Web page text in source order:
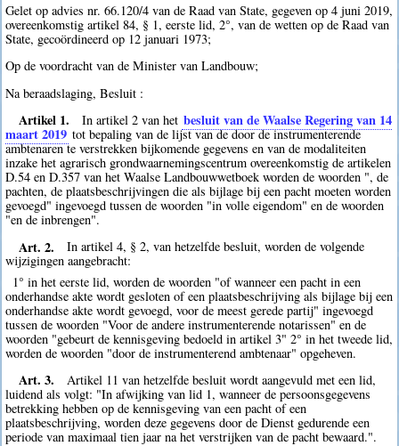
Gelet op advies nr. 66.120/4 van de Raad van State, gegeven op 4 juni 2019,
overeenkomstig artikel 84, § 1, eerste lid, 2°, van de wetten op de Raad van
State, gecoördineerd op 12 januari 1973;
Op de voordracht van de Minister van Landbouw;
Na beraadslaging, Besluit :
Artikel 1. In artikel 2 van het besluit van de Waalse Regering van 14
maart 2019 tot bepaling van de lijst van de door de instrumenterende
ambtenaren te verstrekken bijkomende gegevens en van de modaliteiten
inzake het agrarisch grondwaarnemingscentrum overeenkomstig de artikelen
D.54 en D.357 van het Waalse Landbouwwetboek worden de woorden ", de
pachten, de plaatsbeschrijvingen die als bijlage bij een pacht moeten worden
gevoegd" ingevoegd tussen de woorden "in volle eigendom" en de woorden
"en de inbrengen".
Art. 2.
In artikel 4, § 2, van hetzelfde besluit, worden de volgende
wijzigingen aangebracht:
1° in het eerste lid, worden de woorden "of wanneer een pacht in een
onderhandse akte wordt gesloten of een plaatsbeschrijving als bijlage bij een
onderhandse akte wordt gevoegd, voor de meest gerede partij" ingevoegd
tussen de woorden "Voor de andere instrumenterende notarissen" en de
woorden "gebeurt de kennisgeving bedoeld in artikel 3" 2° in het tweede lid,
worden de woorden "door de instrumenterend ambtenaar" opgeheven.
Art. 3.
Artikel 11 van hetzelfde besluit wordt aangevuld met een lid,
luidend als volgt: "In afwijking van lid 1, wanneer de persoonsgegevens
betrekking hebben op de kennisgeving van een pacht of een
plaatsbeschrijving, worden deze gegevens door de Dienst gedurende een
periode van maximaal tien jaar na het verstrijken van de pacht bewaard.".